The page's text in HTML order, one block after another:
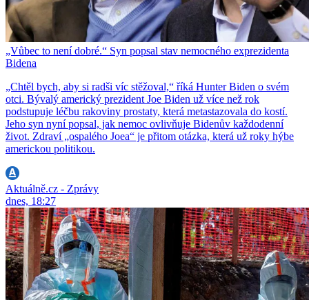
„Vůbec to není dobré.“ Syn popsal stav nemocného exprezidenta
Bidena
„Chtěl bych, aby si radši víc stěžoval,“ říká Hunter Biden o svém
otci. Bývalý americký prezident Joe Biden už více než rok
podstupuje léčbu rakoviny prostaty, která metastazovala do kostí.
Jeho syn nyní popsal, jak nemoc ovlivňuje Bidenův každodenní
život. Zdraví „ospalého Joea“ je přitom otázka, která už roky hýbe
americkou politikou.
Aktuálně.cz - Zprávy
dnes, 18:27